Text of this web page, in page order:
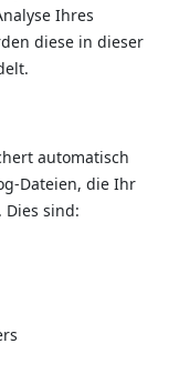
Ihres
diese in dieser
automatisch
Dateien, die Ihr
sind: